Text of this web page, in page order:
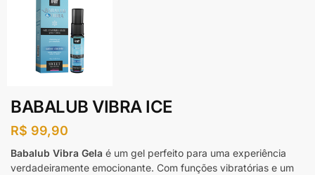
BABALUB VIBRA ICE
R$ 99,90
Babalub Vibra Gela é um gel perfeito para uma experiência
verdadeiramente emocionante. Com funções vibratórias e um